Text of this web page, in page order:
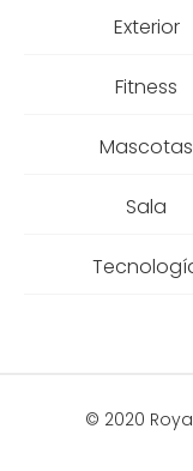
Exterior
Fitness
Mascotas
Sala
© 2020